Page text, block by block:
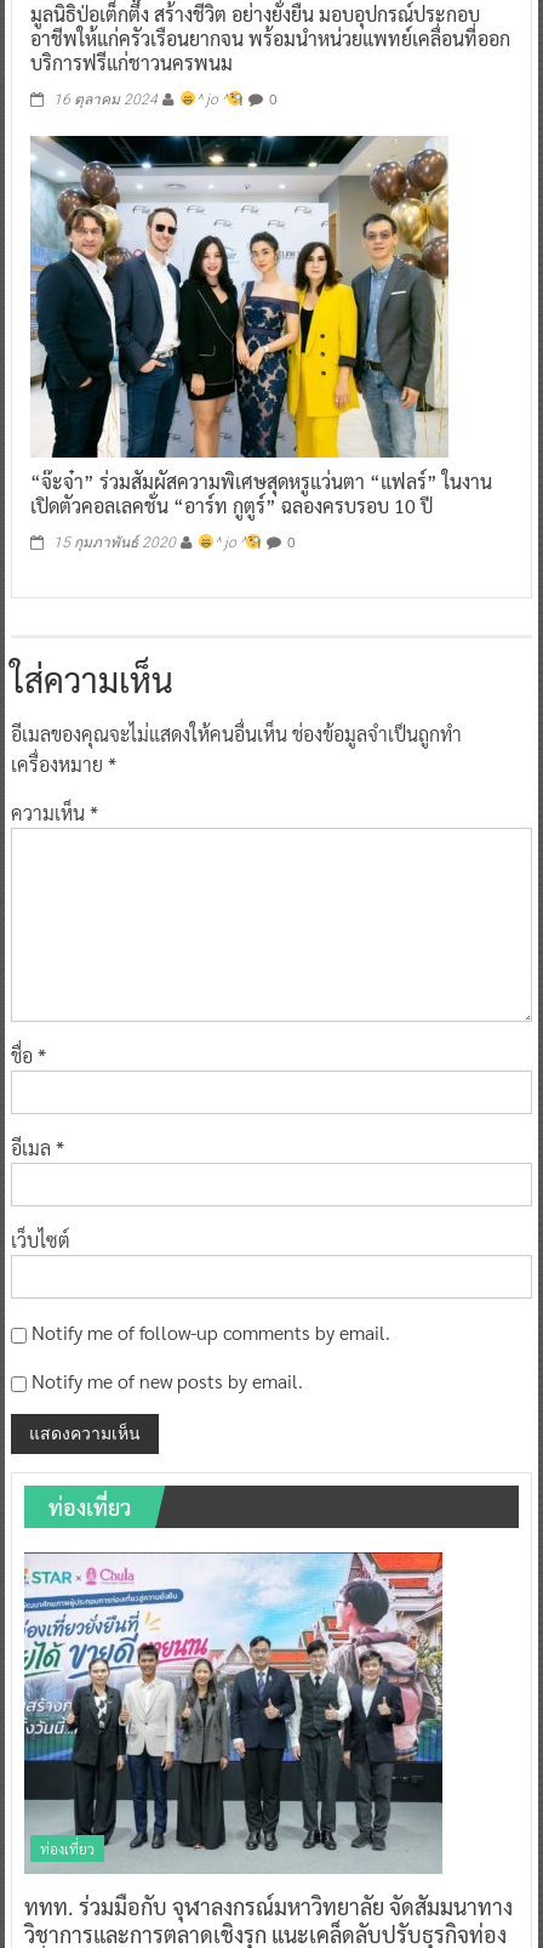
มูลนิธิป่อเต็กตึ๊ง สร้างชีวิต อย่างยั่งยืน มอบอุปกรณ์ประกอบ
อาชีพให้แก่ครัวเรือนยากจน พร้อมนำหน่วยแพทย์เคลื่อนที่ออก
บริการฟรีแก่ชาวนครพนม
16 ตุลาคม 2024 ^ jo ^ 0
“จ๊ะจ๋า” ร่วมสัมผัสความพิเศษสุดหรูแว่นตา “แฟลร์” ในงาน
เปิดตัวคอลเลคชั่น “อาร์ท กูตูร์” ฉลองครบรอบ 10 ปี
15 กุมภาพันธ์ 2020 ^ jo ^ 0
ใส่ความเห็น
อีเมลของคุณจะไม่แสดงให้คนอื่นเห็นช่องข้อมูลจำเป็นถูกทำ
เครื่องหมาย *
ความเห็น*
ชื่อ *
อีเมล *
เว็บไซต์
Notify me of follow-up comments by email.
Notify me of new posts by email.
ท่องเที่ยว
ท่องเที่ยว
ททท. ร่วมมือกับ จุฬาลงกรณ์มหาวิทยาลัย จัดสัมมนาทาง
วิชาการและการตลาดเชิงรุก แนะเคล็ดลับปรับธุรกิจท่อง